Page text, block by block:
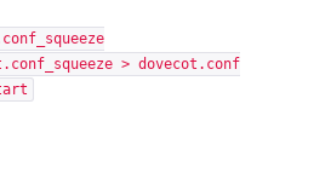
> dovecot.conf